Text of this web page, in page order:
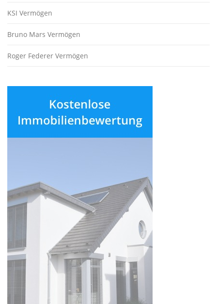
KSI Vermögen
Bruno Mars Vermögen
Roger Federer Vermögen